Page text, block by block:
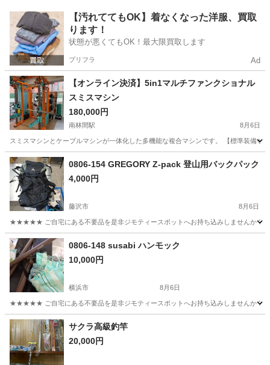
神奈川 横浜市 鶴見駅 ソフトボール
【汚れててもOK】着なくなった洋服、買取
ります！
状態が悪くてもOK！最大限買取します
プリフラ Ad
【オンライン決済】5in1マルチファンクショナル
スミスマシン
180,000円
南林間駅 8月6日
スミスマシンとケーブルマシンが一体化した多機能な複合マシンです。 【標準装備
神奈川 大和市 フィットネス、トレーニング
0806-154 GREGORY Z-pack 登山用バックパック
4,000円
藤沢市 8月6日
★★★★★ ご自宅にある不要品を是非ジモティースポットへお持ち込みしませんか？
神奈川 藤沢市 0806-148 susabi ハンモック
10,000円
横浜市 8月6日
★★★★★ ご自宅にある不要品を是非ジモティースポットへお持ち込みしませんか？
神奈川 横浜市 その他 ハンモック
サクラ高級釣竿
20,000円